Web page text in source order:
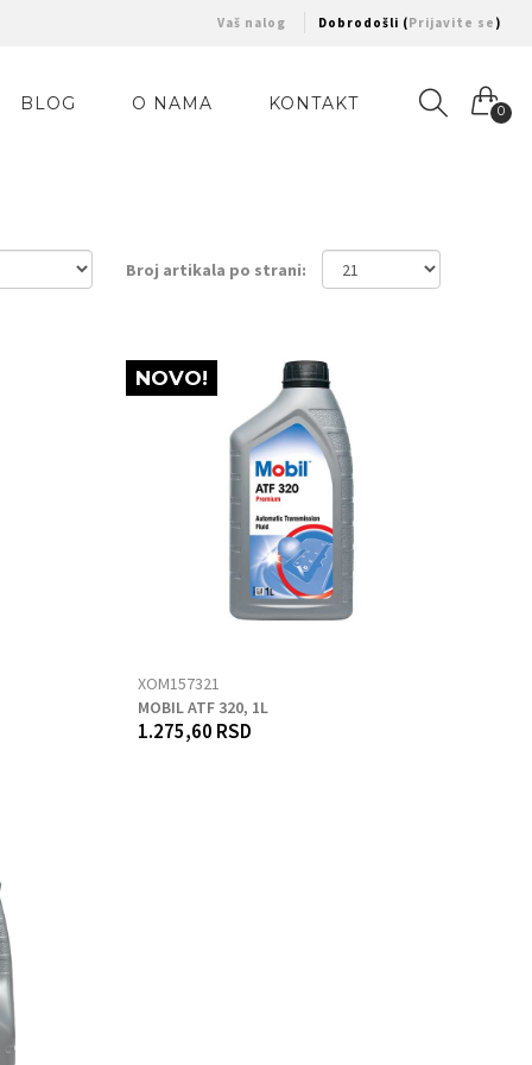
Dobrodošli (Prijavite se )
Vaš nalog
0
BLOG O NAMA KONTAKT
Broj artikala po strani:
NOVO!
XOM157321
MOBIL ATF 320, 1L
1.275,60 RSD